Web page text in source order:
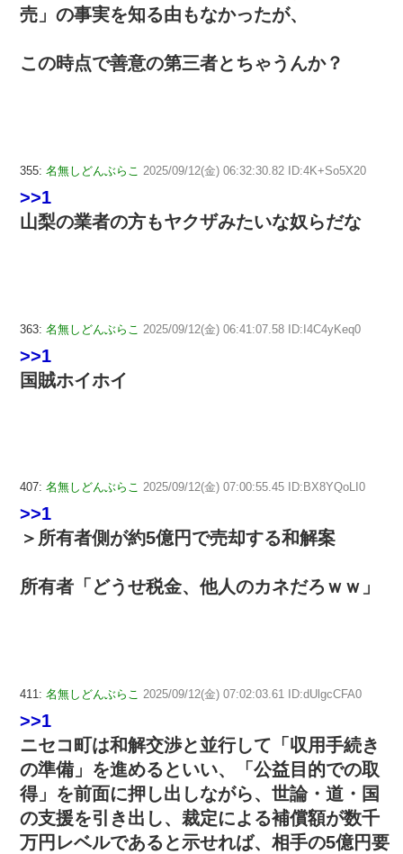
売」の事実を知る由もなかったが、
この時点で善意の第三者とちゃうんか？
355: 名無しどんぶらこ 2025/09/12(金) 06:32:30.82 ID:4K+So5X20
>>1
山梨の業者の方もヤクザみたいな奴らだな
363: 名無しどんぶらこ 2025/09/12(金) 06:41:07.58 ID:I4C4yKeq0
>>1
国賊ホイホイ
407: 名無しどんぶらこ 2025/09/12(金) 07:00:55.45 ID:BX8YQoLI0
>>1
＞所有者側が約5億円で売却する和解案
所有者「どうせ税金、他人のカネだろｗｗ」
411: 名無しどんぶらこ 2025/09/12(金) 07:02:03.61 ID:dUlgcCFA0
>>1
ニセコ町は和解交渉と並行して「収用手続き
の準備」を進めるといい、「公益目的での取
得」を前面に押し出しながら、世論・道・国
の支援を引き出し、裁定による補償額が数千
万円レベルであると示せれば、相手の5億円要